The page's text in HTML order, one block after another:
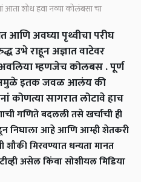
आता शोध हवा नव्या कोलंबसा चा
आणि अवघ्या पृथ्वीचा परीघ
उभे राहून अज्ञात वाटेवर
म्हणजेच कोलबस . पूर्ण
इतक जवळ आलंय की
सागरात लोटावे हाच
गणिते बदलली तसे खर्चाची ही
निघाला आहे आणि आम्ही शेतकरी
शौकी मिरवण्यात धन्यता मानत
असेल किंवा सोशीयल मिडिया